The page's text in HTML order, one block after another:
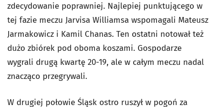
zdecydowanie poprawniej. Najlepiej punktującego w
tej fazie meczu Jarvisa Williamsa wspomagali Mateusz
Jarmakowicz i Kamil Chanas. Ten ostatni notował też
dużo zbiórek pod oboma koszami. Gospodarze
wygrali drugą kwartę 20-19, ale w całym meczu nadal
znacząco przegrywali.
W drugiej połowie Śląsk ostro ruszył w pogoń za